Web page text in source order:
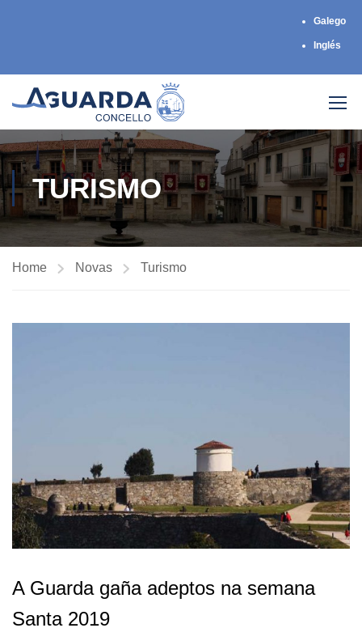
Galego
Inglés
TURISMO
Home Novas Turismo
A Guarda gaña adeptos na semana
Santa 2019